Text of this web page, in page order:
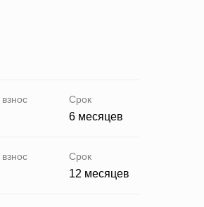
Срок
12 месяцев
Срок
6 месяцев